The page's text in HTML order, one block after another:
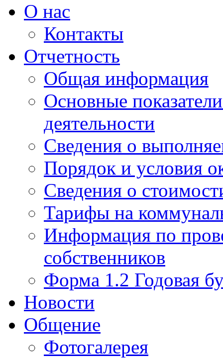
О нас
Контакты
Отчетность
Общая информация
Основные
деятельности
Сведения о
Порядок и условия
Сведения о
Тарифы на
Информация по
собственников
Форма 1.2 Годовая
Новости
Общение
Фотогалерея